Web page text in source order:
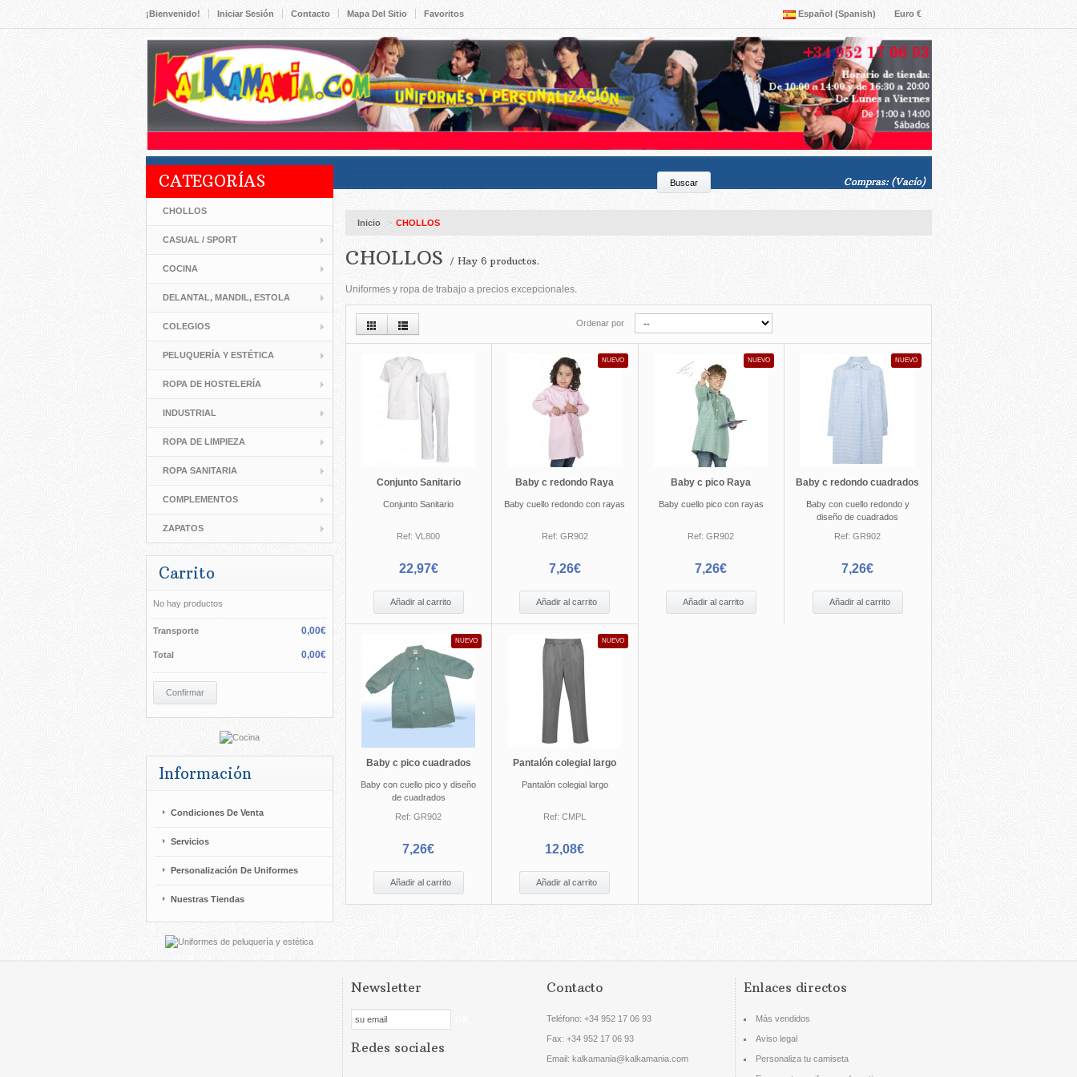
¡Bienvenido! Iniciar Sesión Contacto Mapa Del Sitio Favoritos Euro €
Español (Spanish)
Compras: (Vacío)
CATEGORÍAS
CHOLLOS
CASUAL / SPORT
COCINA
DELANTAL, MANDIL, ESTOLA
COLEGIOS
PELUQUERÍA Y ESTÉTICA
ROPA DE HOSTELERÍA
INDUSTRIAL
ROPA DE LIMPIEZA
ROPA SANITARIA
COMPLEMENTOS
ZAPATOS
Carrito
No hay productos
0,00€
Transporte
0,00€
Total
Confirmar
Información
Condiciones De Venta
Servicios
Personalización De Uniformes
Nuestras Tiendas
Inicio > CHOLLOS
CHOLLOS / Hay 6 productos.
Uniformes y ropa de trabajo a precios excepcionales.
Ordenar por
Conjunto Sanitario
Conjunto Sanitario
Ref: VL800
22,97€
Añadir al carrito
NUEVO
Baby c redondo Raya
Baby cuello redondo con rayas
Ref: GR902
7,26€
Añadir al carrito
NUEVO
Baby c pico Raya
Baby cuello pico con rayas
Ref: GR902
7,26€
Añadir al carrito
NUEVO
Baby c redondo cuadrados
Baby con cuello redondo y
diseño de cuadrados
Ref: GR902
7,26€
Añadir al carrito
NUEVO
Baby c pico cuadrados
Baby con cuello pico y diseño
de cuadrados
Ref: GR902
7,26€
Añadir al carrito
NUEVO
Pantalón colegial largo
Pantalón colegial largo
Ref: CMPL
12,08€
Añadir al carrito
Newsletter
Redes sociales
Contacto
Teléfono: +34 952 17 06 93
Fax: +34 952 17 06 93
Email: kalkamania@kalkamania.com
Enlaces directos
Más vendidos
Aviso legal
Personaliza tu camiseta